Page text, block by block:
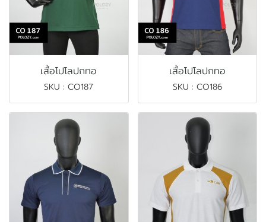
เสื้อโปโลปกทอ
SKU : CO187
เสื้อโปโลปกทอ
SKU : CO186